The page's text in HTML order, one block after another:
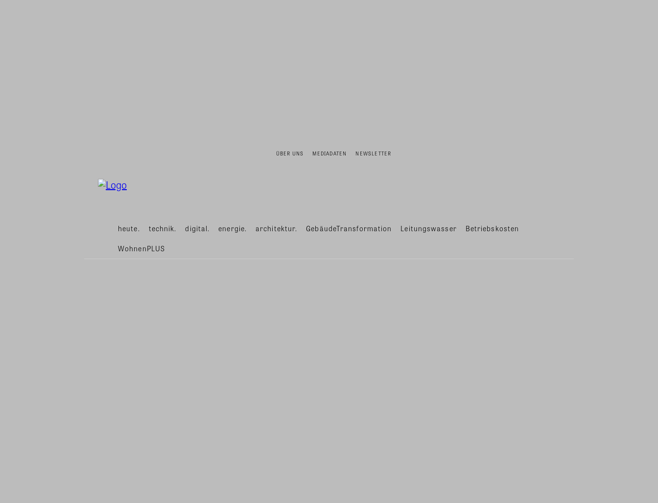
ÜBER UNS MEDIADATEN NEWSLETTER
heute. technik. digital. energie. architektur. GebäudeTransformation Leitungswasser Betriebskosten
WohnenPLUS